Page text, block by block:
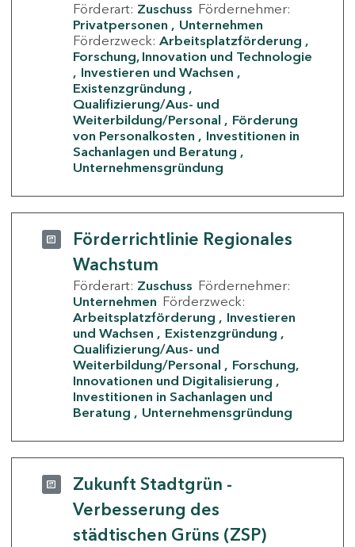
Förderart: Zuschuss Fördernehmer:
Privatpersonen
Unternehmen
Förderzweck: Arbeitsplatzförderung
Forschung, Innovation und Technologie
Investieren und Wachsen
Existenzgründung
Qualifizierung/Aus- und
Weiterbildung/Personal
Förderung
von Personalkosten
Investitionen in
Sachanlagen und Beratung
Unternehmensgründung
Förderrichtlinie Regionales
Wachstum
Förderart: Zuschuss Fördernehmer:
Unternehmen Förderzweck:
Arbeitsplatzförderung
Investieren
und Wachsen
Existenzgründung
Qualifizierung/Aus- und
Weiterbildung/Personal
Forschung,
Innovationen und Digitalisierung
Investitionen in Sachanlagen und
Beratung
Unternehmensgründung
Zukunft Stadtgrün -
Verbesserung des
städtischen Grüns (ZSP)